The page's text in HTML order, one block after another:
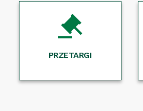
PRZETARGI